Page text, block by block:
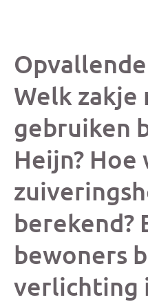
Welk zakje
gebruiken
Heijn?
berekend?
bewoners
verlichting